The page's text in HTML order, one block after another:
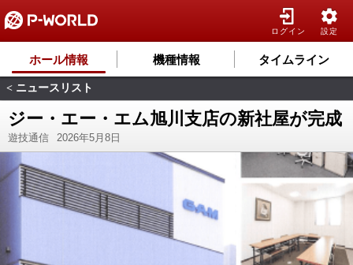
ログイン 設定
ホール情報 機種情報 タイムライン
< ニュースリスト
ジー・エー・エム旭川支店の新社屋が完成
遊技通信 2026年5月8日